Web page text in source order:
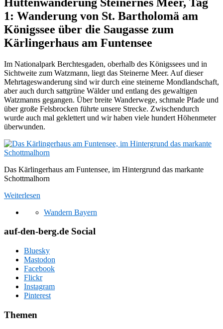
1: Wanderung von St. Bartholomä am
Königssee über die Saugasse zum
Kärlingerhaus am Funtensee
Im Nationalpark Berchtesgaden, oberhalb des Königssees und in
Sichtweite zum Watzmann, liegt das Steinerne Meer. Auf dieser
Mehrtageswanderung sind wir durch eine steinerne Mondlandschaft,
aber auch durch sattgrüne Wälder und entlang des gewaltigen
Watzmanns gegangen. Über breite Wanderwege, schmale Pfade und
über große Felsbrocken führte unsere Strecke. Zwischendurch
wurde auch mal geklettert und wir haben viele hundert Höhenmeter
überwunden.
Das Kärlingerhaus am Funtensee, im Hintergrund das markante
Schottmalhorn
Weiterlesen
Wandern Bayern
auf-den-berg.de Social
Bluesky
Mastodon
Facebook
Flickr
Instagram
Pinterest
Themen